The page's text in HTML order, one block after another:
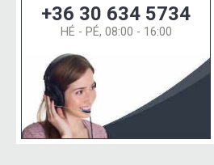
+36 30 634 5734
HÉ - PÉ, 08:00 - 16:00